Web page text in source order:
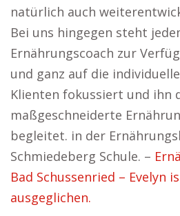
natürlich auch
Bei uns hingegen steht
Ernährungscoach zur
und ganz auf die
Klienten fokussiert und ihn
maßgeschneiderte
begleitet. in der
Schmiedeberg Schule. –
Bad Schussenried – Evelyn
ausgeglichen.